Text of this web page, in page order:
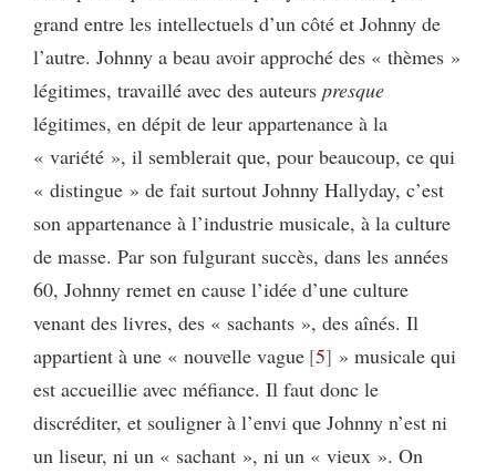
grand entre les intellectuels d’un côté et Johnny de
l’autre. Johnny a beau avoir approché des « thèmes »
légitimes, travaillé avec des auteurs presque
légitimes, en dépit de leur appartenance à la
« variété », il semblerait que, pour beaucoup, ce qui
« distingue » de fait surtout Johnny Hallyday, c’est
son appartenance à l’industrie musicale, à la culture
de masse. Par son fulgurant succès, dans les années
60, Johnny remet en cause l’idée d’une culture
venant des livres, des « sachants », des aînés. Il
appartient à une « nouvelle vague 5 » musicale qui
est accueillie avec méfiance. Il faut donc le
discréditer, et souligner à l’envi que Johnny n’est ni
un liseur, ni un « sachant », ni un « vieux ». On